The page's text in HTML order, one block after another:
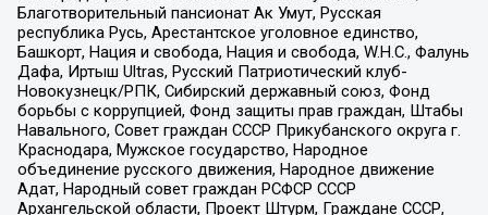
Благотворительный пансионат Ак Умут, Русская
республика Русь, Арестантское уголовное единство,
Башкорт, Нация и свобода, Нация и свобода, W.H.С., Фалунь
Дафа, Иртыш Ultras, Русский Патриотический клуб-
Новокузнецк/РПК, Сибирский державный союз, Фонд
борьбы с коррупцией, Фонд защиты прав граждан, Штабы
Навального, Совет граждан СССР Прикубанского округа г.
Краснодара, Мужское государство, Народное
объединение русского движения, Народное движение
Адат, Народный совет граждан РСФСР СССР
Архангельской области, Проект Штурм, Граждане СССР,